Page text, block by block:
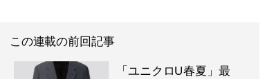
この連載の前回記事
「ユニクロU春夏」最